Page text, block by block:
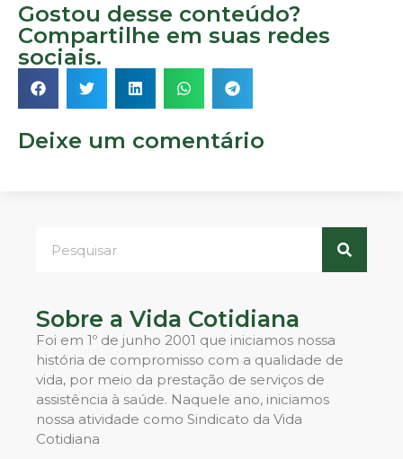
Gostou desse conteúdo?
Compartilhe em suas redes
sociais.
Deixe um comentário
Sobre a Vida Cotidiana
Foi em 1º de junho 2001 que iniciamos nossa
história de compromisso com a qualidade de
vida, por meio da prestação de serviços de
assistência à saúde. Naquele ano, iniciamos
nossa atividade como Sindicato da Vida
Cotidiana